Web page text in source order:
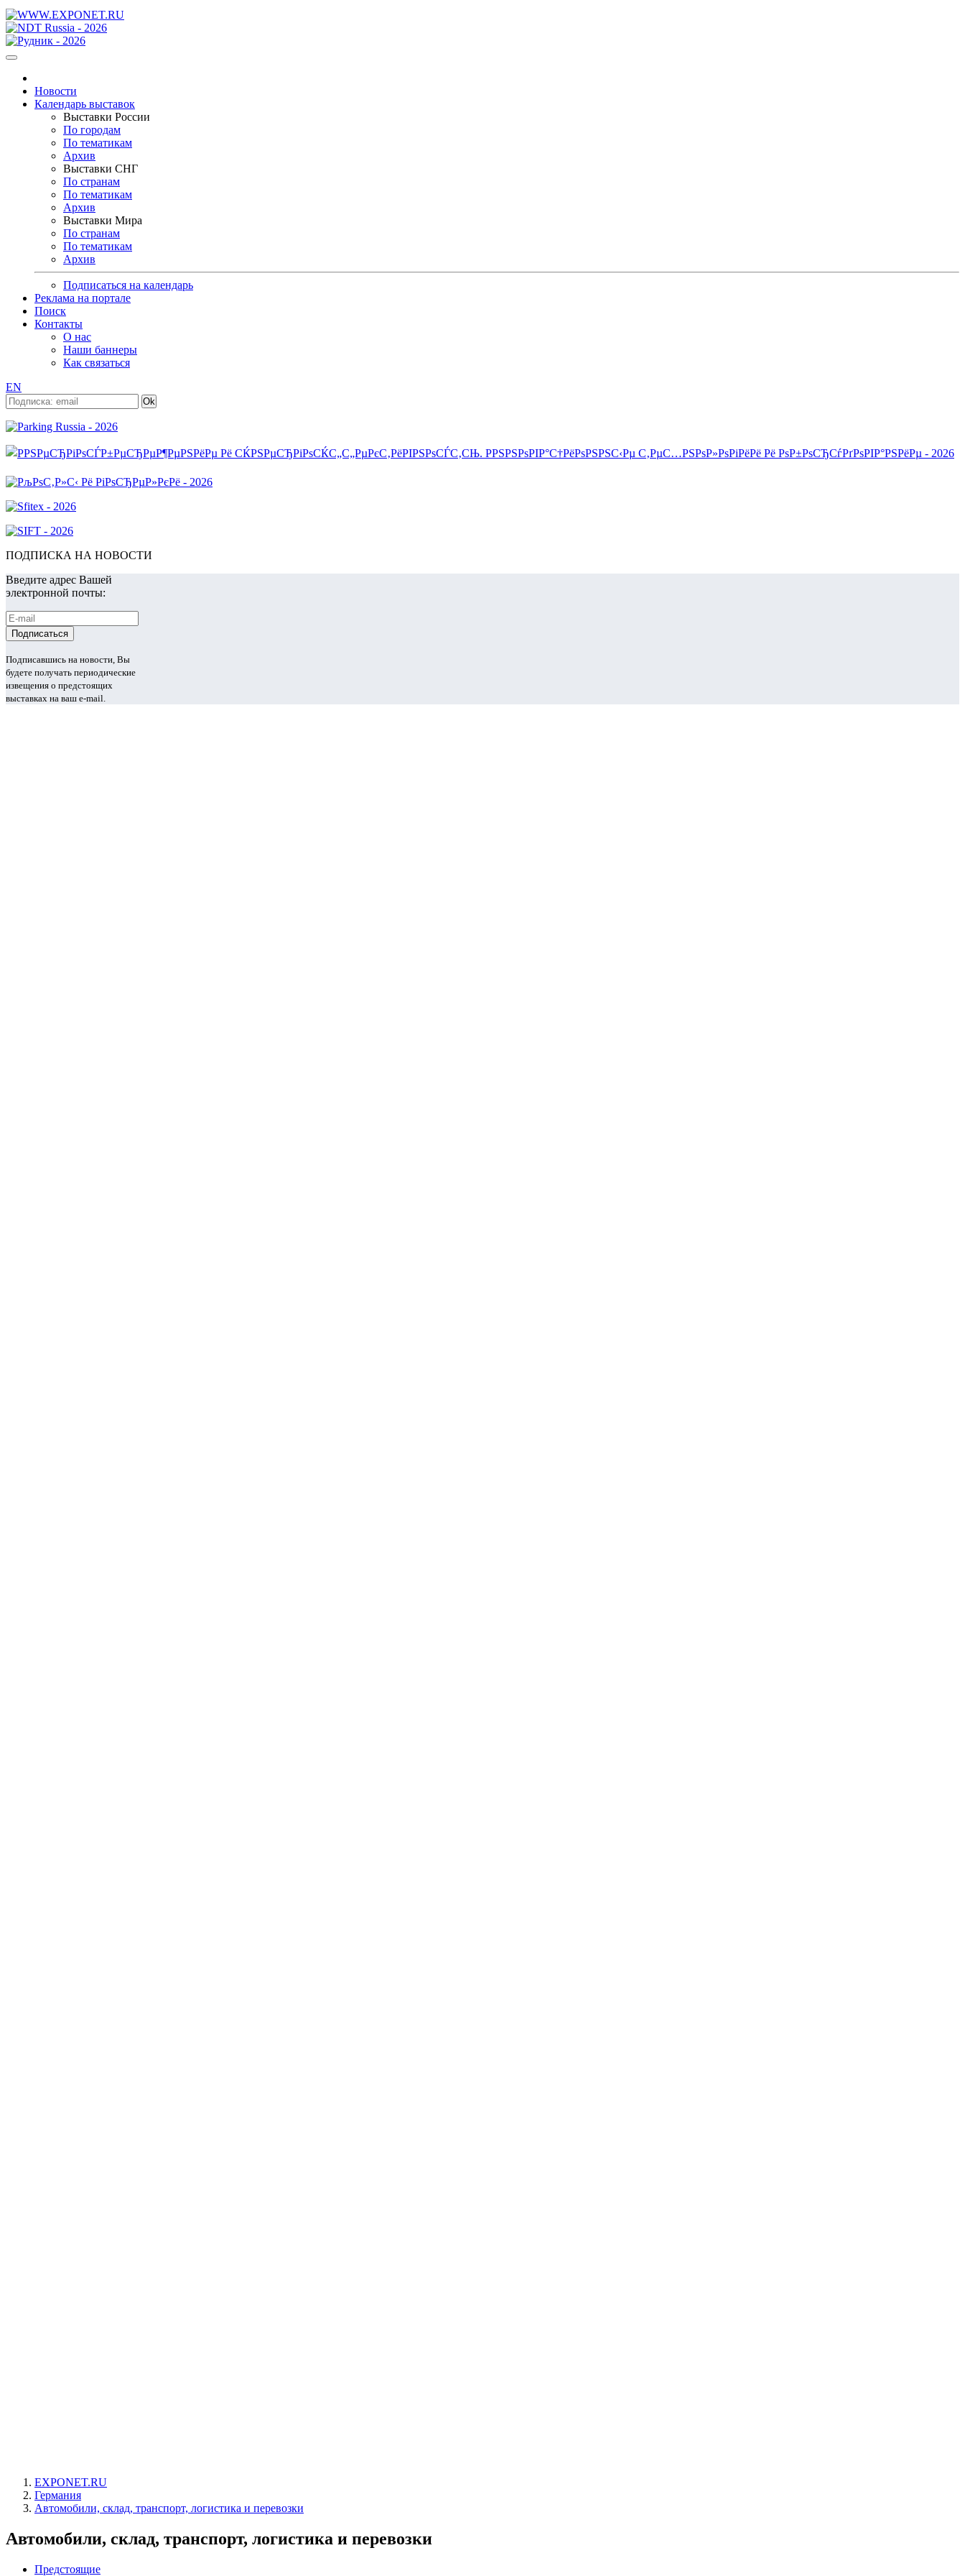
Новости
Календарь выставок
Выставки России
По городам
По тематикам
Архив
Выставки СНГ
По странам
По тематикам
Архив
Выставки Мира
По странам
По тематикам
Архив
Подписаться на календарь
Реклама на портале
Поиск
Контакты
О нас
Наши баннеры
Как связаться
EN
ПОДПИСКА НА НОВОСТИ
Введите адрес Вашей
электронной почты:
Подписавшись на новости, Вы
будете получать периодические
извещения о предстоящих
выставках на ваш e-mail.
EXPONET.RU
Германия
Автомобили, склад, транспорт, логистика и перевозки
Автомобили, склад, транспорт, логистика и перевозки
Предстоящие